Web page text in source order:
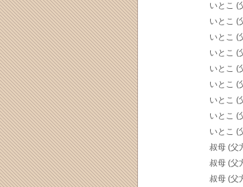
いとこ (
いとこ (
いとこ (
いとこ (
いとこ (
いとこ (
いとこ (
いとこ (
いとこ (
叔母 (父
叔母 (父
叔母 (父